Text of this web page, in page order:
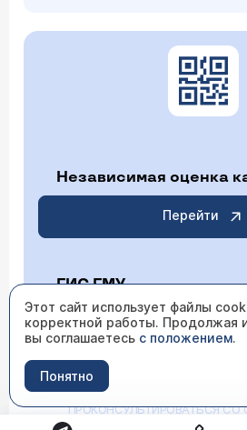
Независимая оценка
Перейти
ГИС ГМУ
Перейти
ИМЕЮТСЯ
ПРОКОНСУЛЬТИРОВАТЬСЯ СО
Этот сайт использует файлы
корректной работы. Продолжая
вы соглашаетесь с положением.
Понятно